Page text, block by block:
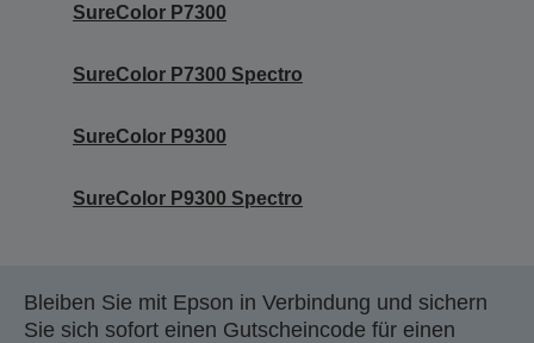
SureColor P7300
SureColor P7300 Spectro
SureColor P9300
SureColor P9300 Spectro
Bleiben Sie mit Epson in Verbindung und sichern
Sie sich sofort einen Gutscheincode für einen